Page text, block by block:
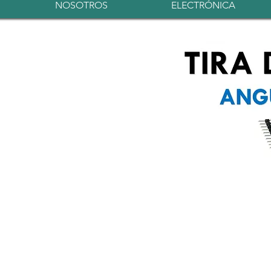
NOSOTROS ELECTRÓNICA